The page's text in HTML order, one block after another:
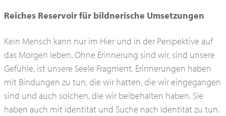
Reiches Reservoir für bildnerische Umsetzungen
Kein Mensch kann nur im Hier und in der Perspektive auf
das Morgen leben. Ohne Erinnerung sind wir, sind unsere
Gefühle, ist unsere Seele Fragment. Erinnerungen haben
mit Bindungen zu tun, die wir hatten, die wir eingegangen
sind und auch solchen, die wir beibehalten haben. Sie
haben auch mit Identität und Suche nach Identität zu tun.